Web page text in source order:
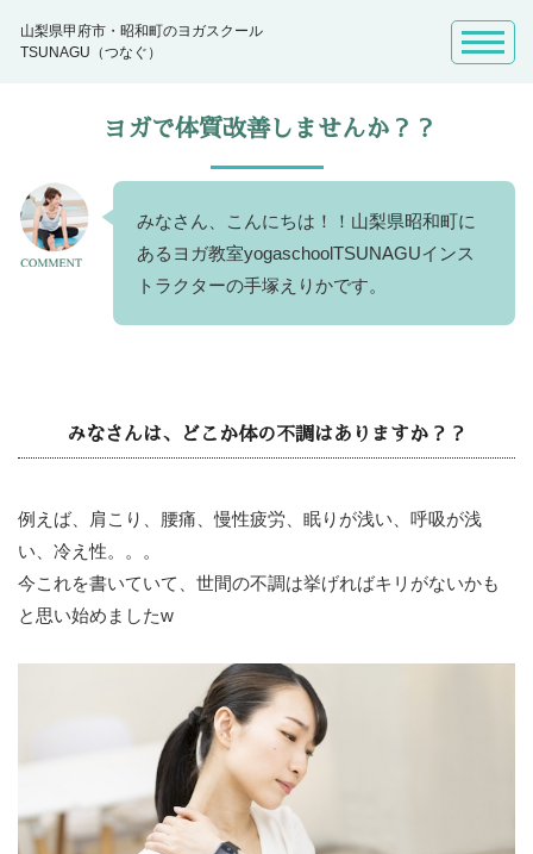
山梨県甲府市・昭和町のヨガスクール
TSUNAGU（つなぐ）
ヨガで体質改善しませんか？？
みなさん、こんにちは！！山梨県昭和町に
あるヨガ教室yogaschoolTSUNAGUインス
トラクターの手塚えりかです。
みなさんは、どこか体の不調はありますか？？
例えば、肩こり、腰痛、慢性疲労、眠りが浅い、呼吸が浅
い、冷え性。。。
今これを書いていて、世間の不調は挙げればキリがないかも
と思い始めましたw